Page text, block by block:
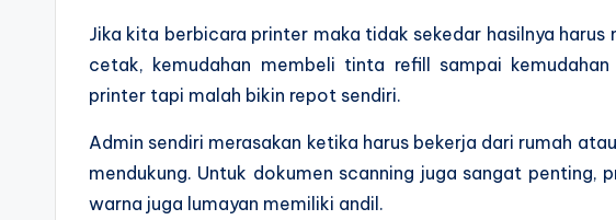
Jika kita berbicara printer maka tidak sekedar hasilnya harus
cetak, kemudahan membeli tinta refill sampai
printer tapi malah bikin repot sendiri.
Admin sendiri merasakan ketika harus bekerja dari rumah
mendukung. Untuk dokumen scanning juga sangat penting,
warna juga lumayan memiliki andil.